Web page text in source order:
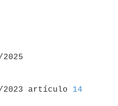
2023 artículo 14